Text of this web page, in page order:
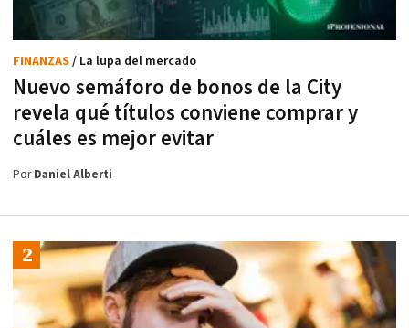
Nuevo semáforo de bonos de la City
revela qué títulos conviene comprar y
cuáles es mejor evitar
FINANZAS / La lupa del mercado
PorDaniel Alberti